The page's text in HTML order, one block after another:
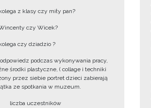
z klasy czy miły pan?
czy Wicek?
czy dziadzio ?
podczas wykonywania pracy,
środki plastyczne, ( collage i techniki
przez siebie portret dzieci zabierają
ze spotkania w muzeum.
liczba uczestników